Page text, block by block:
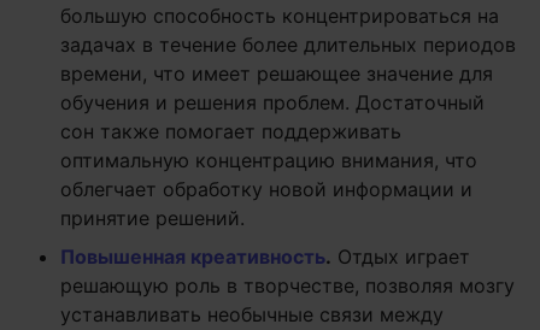
большую способность концентрироваться на
задачах в течение более длительных периодов
времени, что имеет решающее значение для
обучения и решения проблем. Достаточный
сон также помогает поддерживать
оптимальную концентрацию внимания, что
облегчает обработку новой информации и
принятие решений.
Повышенная креативность. Отдых играет
решающую роль в творчестве, позволяя мозгу
устанавливать необычные связи между